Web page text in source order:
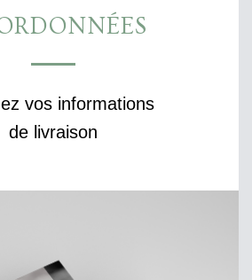
vos informations
de livraison